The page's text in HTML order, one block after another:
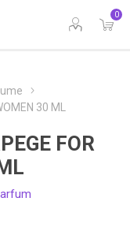
0
30 ML
FOR